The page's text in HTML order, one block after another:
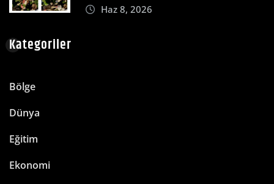
Haz 8, 2026
Kategoriler
Bölge
Dünya
Eğitim
Ekonomi